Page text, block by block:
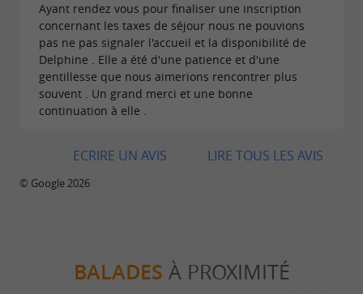
Ayant rendez vous pour finaliser une inscription
concernant les taxes de séjour nous ne pouvions
pas ne pas signaler l'accueil et la disponibilité de
Delphine . Elle a été d'une patience et d'une
gentillesse que nous aimerions rencontrer plus
souvent . Un grand merci et une bonne
continuation à elle .
LIRE TOUS LES AVIS
ECRIRE UN AVIS
© Google 2026
BALADES À PROXIMITÉ